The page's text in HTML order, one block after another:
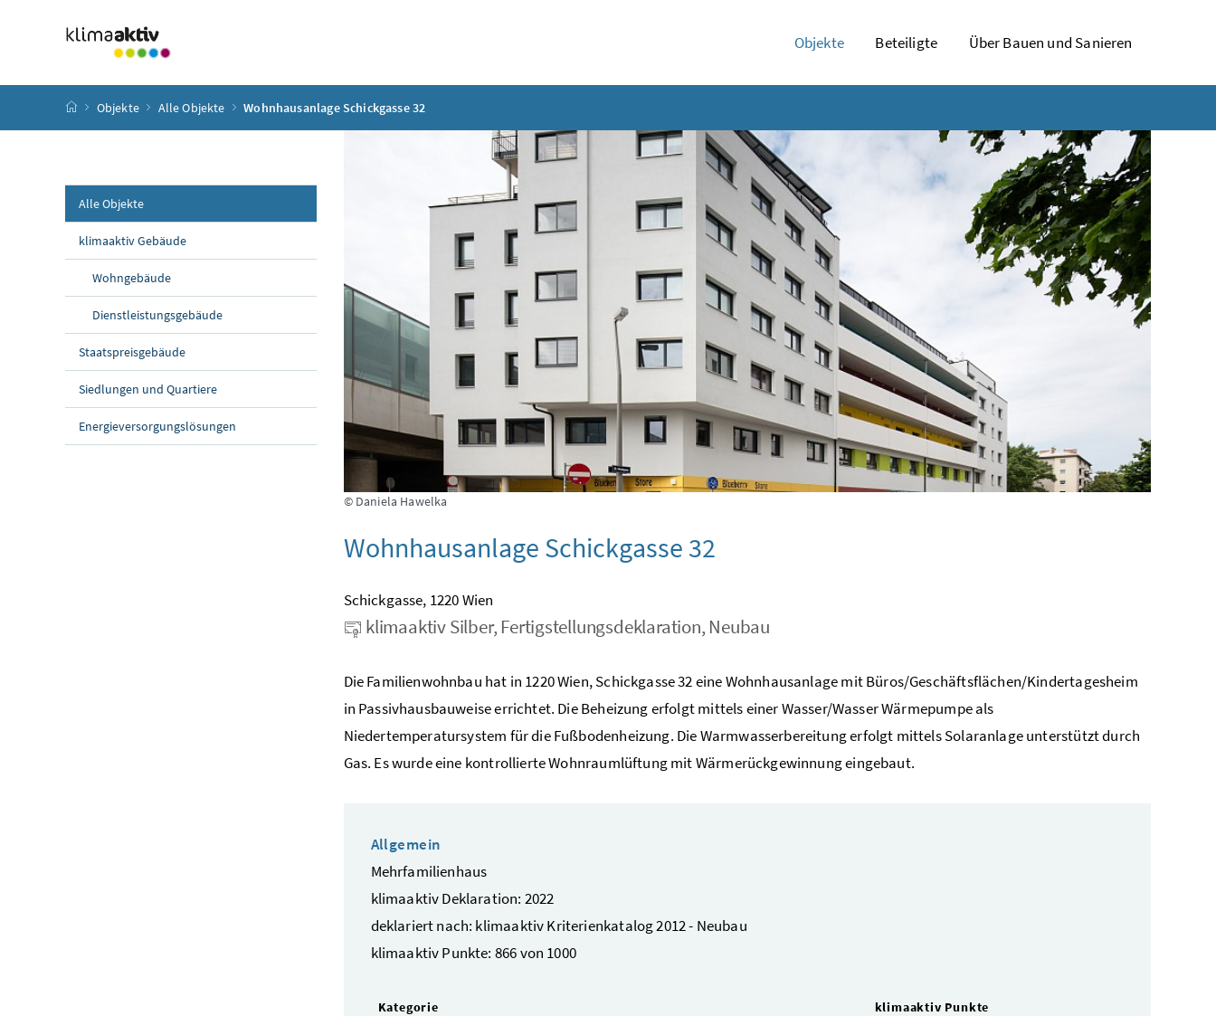
Objekte Beteiligte Über Bauen und Sanieren
Startseite
Objekte Alle Objekte Wohnhausanlage Schickgasse 32
Alle Objekte
klimaaktiv Gebäude
Wohngebäude
Dienstleistungsgebäude
Staatspreisgebäude
Siedlungen und Quartiere
Energieversorgungslösungen
© Daniela Hawelka
Wohnhausanlage Schickgasse 32
Schickgasse, 1220 Wien
klimaaktiv Silber, Fertigstellungsdeklaration, Neubau
Die Familienwohnbau hat in 1220 Wien, Schickgasse 32 eine Wohnhausanlage mit Büros/Geschäftsflächen/Kindertagesheim
in Passivhausbauweise errichtet. Die Beheizung erfolgt mittels einer Wasser/Wasser Wärmepumpe als
Niedertemperatursystem für die Fußbodenheizung. Die Warmwasserbereitung erfolgt mittels Solaranlage unterstützt durch
Gas. Es wurde eine kontrollierte Wohnraumlüftung mit Wärmerückgewinnung eingebaut.
Allgemein
Mehrfamilienhaus
klimaaktiv Deklaration: 2022
deklariert nach: klimaaktiv Kriterienkatalog 2012 - Neubau
klimaaktiv Punkte: 866 von 1000
Kategorie
klimaaktiv Punkte